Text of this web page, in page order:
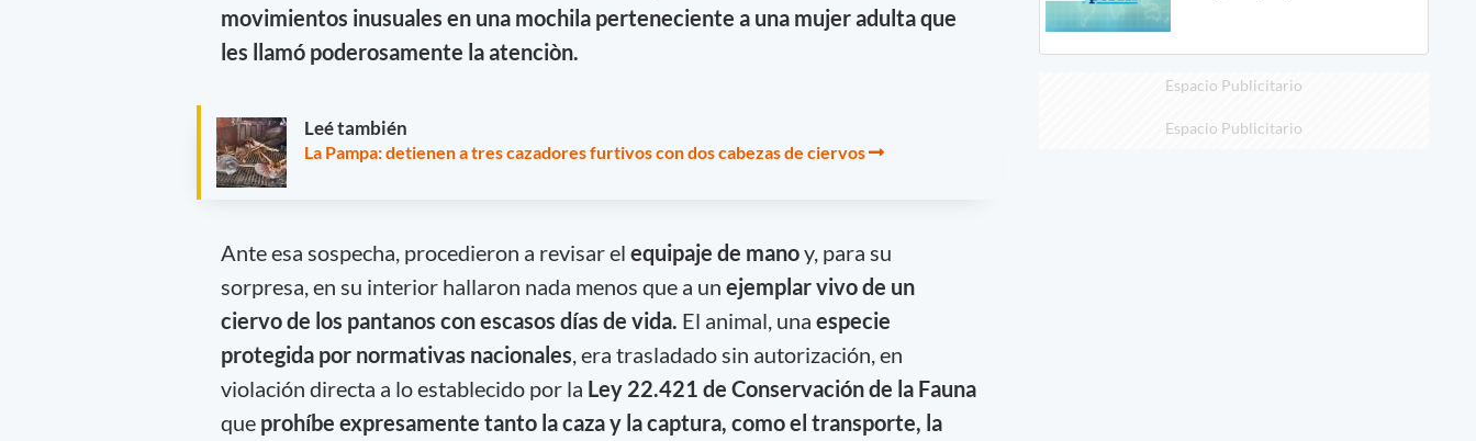
movimientos inusuales en una mochila perteneciente a una mujer adulta que
les llamó poderosamente la atenciòn.
Leé también
La Pampa: detienen a tres cazadores furtivos con dos cabezas de ciervos
Ante esa sospecha, procedieron a revisar el equipaje de manoy, para su
sorpresa, en su interior hallaron nada menos que a un ejemplar vivo de un
ciervo de los pantanos con escasos días de vida. El animal, una especie
protegida por normativas nacionales , era trasladado sin autorización, en
violación directa a lo establecido por la Ley 22.421 de Conservación de la Fauna
que prohíbe expresamente tanto la caza y la captura, como el transporte, la
Espacio Publicitario
Espacio Publicitario